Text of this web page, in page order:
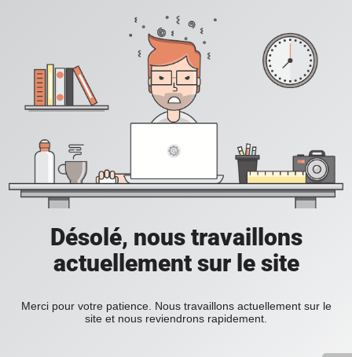
Désolé, nous travaillons
actuellement sur le site
Merci pour votre patience. Nous travaillons actuellement sur le
site et nous reviendrons rapidement.